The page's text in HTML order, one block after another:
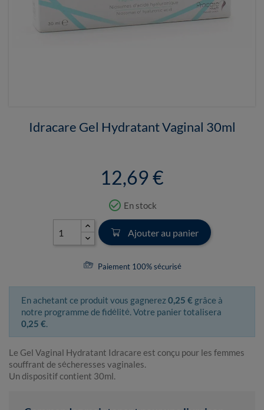
Idracare Gel Hydratant Vaginal 30ml
12,69 €
check_circle_outline En stock
Ajouter au panier
Paiement 100% sécurisé
En achetant ce produit vous gagnerez0,25 € grâce à
notre programme de fidélité. Votre panier totalisera
0,25 €.
Le Gel Vaginal Hydratant Idracare est conçu pour les femmes
souffrant de sécheresses vaginales.
Un dispositif contient 30ml.